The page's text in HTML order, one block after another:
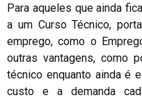
Para aqueles que ainda
a um Curso Técnico,
emprego, como o
outras vantagens, como
técnico enquanto ainda é
custo e a demanda